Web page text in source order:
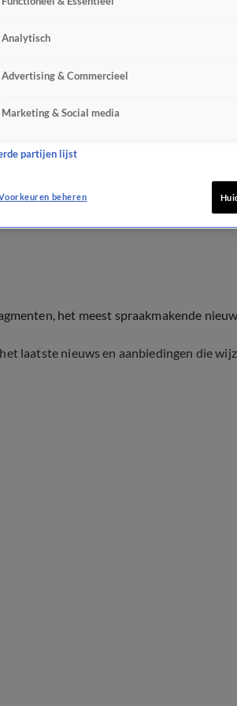
het meest spraakmakende
laatste nieuws en aanbiedingen die
Analytisch
Advertising & Commercieel
Marketing & Social media
partijen lijst
beheren